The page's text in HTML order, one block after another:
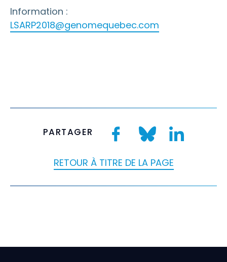
Information :
LSARP2018@genomequebec.com
PARTAGER
RETOUR À TITRE DE LA PAGE